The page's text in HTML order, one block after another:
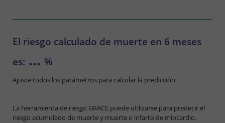
El riesgo calculado de muerte en 6 meses
es: ... %
Ajuste todos los parámetros para calcular la predicción.
La herramienta de riesgo GRACE puede utilizarse para predecir el
riesgo acumulado de muerte y muerte o infarto de miocardio.